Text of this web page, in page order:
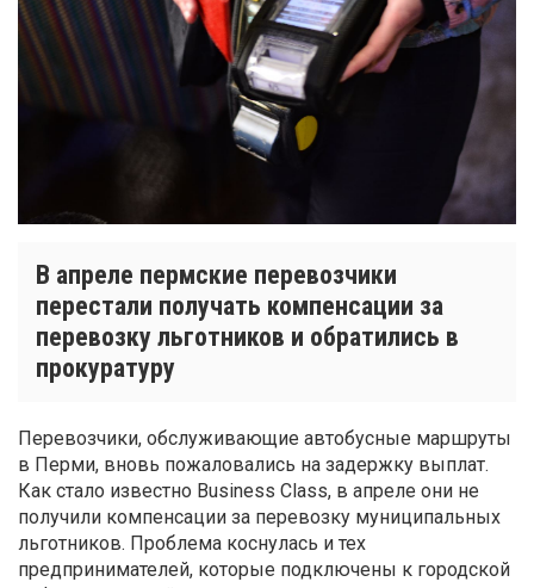
В апреле пермские перевозчики
перестали получать компенсации за
перевозку льготников и обратились в
прокуратуру
Перевозчики, обслуживающие автобусные маршруты
в Перми, вновь пожаловались на задержку выплат.
Как стало известно Business Class, в апреле они не
получили компенсации за перевозку муниципальных
льготников. Проблема коснулась и тех
предпринимателей, которые подключены к городской